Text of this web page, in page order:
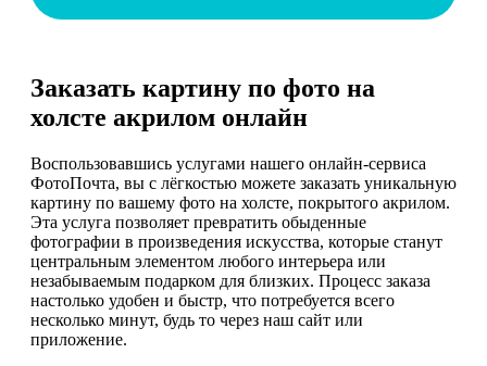
Заказать картину по фото на
холсте акрилом онлайн
Воспользовавшись услугами нашего онлайн-сервиса
ФотоПочта, вы с лёгкостью можете заказать уникальную
картину по вашему фото на холсте, покрытого акрилом.
Эта услуга позволяет превратить обыденные
фотографии в произведения искусства, которые станут
центральным элементом любого интерьера или
незабываемым подарком для близких. Процесс заказа
настолько удобен и быстр, что потребуется всего
несколько минут, будь то через наш сайт или
приложение.